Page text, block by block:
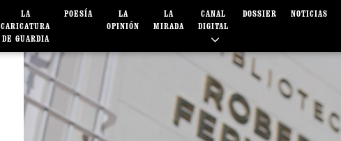
LA
CARICATURA
DE GUARDIA
POESÍA
LA
OPINIÓN
LA
MIRADA
CANAL
DIGITAL
DOSSIER NOTICIAS